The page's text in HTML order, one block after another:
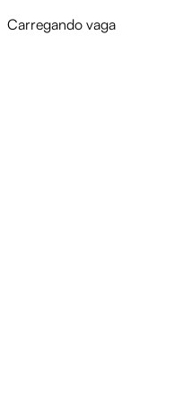
Carregando vaga